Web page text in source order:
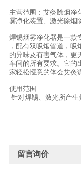
主营范围：艾灸除烟净
雾净化装置、激光除烟
焊锡烟雾净化器是一款
，配有双吸烟管道，
的异味及有害气体，更
车间的所有要求。它的
家轻松惬意的体会艾灸
使用范围
针对焊锡、激光所产
留言询价